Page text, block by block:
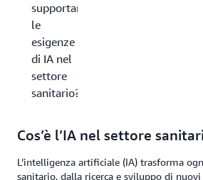
supportare
le
esigenze
di IA nel
settore
sanitario?
Cos’è l’IA nel settore
L’intelligenza artificiale (IA) trasforma
sanitario, dalla ricerca e sviluppo di nuovi